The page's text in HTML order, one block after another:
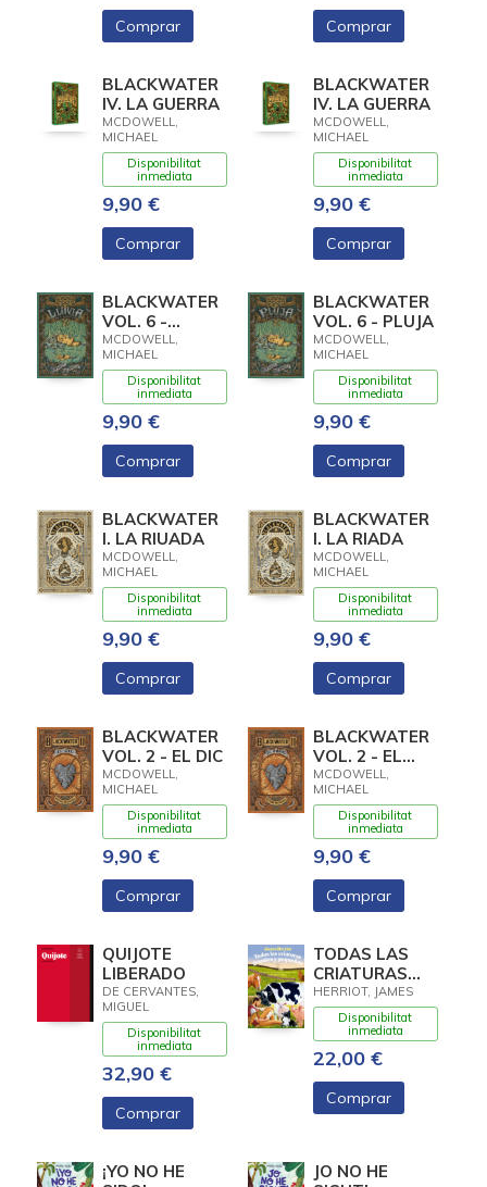
Comprar Comprar
BLACKWATER
IV. LA GUERRA
MCDOWELL,
MICHAEL
Disponibilitat
inmediata
9,90 €
Comprar
BLACKWATER
IV. LA GUERRA
MCDOWELL,
MICHAEL
Disponibilitat
inmediata
9,90 €
Comprar
BLACKWATER
VOL. 6 -
LLUVIA
MCDOWELL,
MICHAEL
Disponibilitat
inmediata
9,90 €
Comprar
BLACKWATER
VOL. 6 - PLUJA
MCDOWELL,
MICHAEL
Disponibilitat
inmediata
9,90 €
Comprar
BLACKWATER
I. LA RIUADA
MCDOWELL,
MICHAEL
Disponibilitat
inmediata
9,90 €
Comprar
BLACKWATER
I. LA RIADA
MCDOWELL,
MICHAEL
Disponibilitat
inmediata
9,90 €
Comprar
BLACKWATER
VOL. 2 - EL DIC
MCDOWELL,
MICHAEL
Disponibilitat
inmediata
9,90 €
Comprar
BLACKWATER
VOL. 2 - EL
DIQUE
MCDOWELL,
MICHAEL
Disponibilitat
inmediata
9,90 €
Comprar
QUIJOTE
LIBERADO
DE CERVANTES,
MIGUEL
Disponibilitat
inmediata
32,90 €
Comprar
TODAS LAS
CRIATURAS
GRANDES Y
PEQUEÑAS.
VOL I
HERRIOT, JAMES
Disponibilitat
inmediata
22,00 €
Comprar
¡YO NO HE
JO NO HE